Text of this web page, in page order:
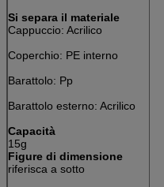
Si separa il materiale
Cappuccio: Acrilico
Coperchio: PE interno
Barattolo: Pp
Barattolo esterno: Acrilico
Capacità
15g
Figure di dimensione
riferisca a sotto